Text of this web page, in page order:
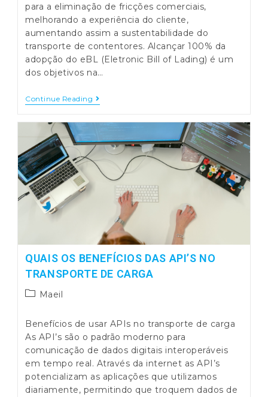
para a eliminação de fricções comerciais,
melhorando a experiência do cliente,
aumentando assim a sustentabilidade do
transporte de contentores. Alcançar 100% da
adopção do eBL (Eletronic Bill of Lading) é um
dos objetivos na…
Continue Reading 100%
2030
QUAIS OS BENEFÍCIOS DAS API’S NO
TRANSPORTE DE CARGA
PostMaeil
Benefícios de usar APIs no transporte de carga
As API’s são o padrão moderno para
comunicação de dados digitais interoperáveis
em tempo real. Através da internet as API’s
potencializam as aplicações que utilizamos
diariamente, permitindo que troquem dados de